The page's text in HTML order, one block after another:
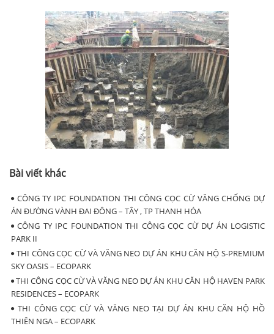
Bài viết khác
CÔNG TY IPC FOUNDATION THI CÔNG CỌC CỪ VĂNG CHỐNG DỰ
ÁN ĐƯỜNG VÀNH ĐAI ĐÔNG – TÂY , TP THANH HÓA
CÔNG TY IPC FOUNDATION THI CÔNG CỌC CỪ DỰ ÁN LOGISTIC
PARK II
THI CÔNG CỌC CỪ VÀ VĂNG NEO DỰ ÁN KHU CĂN HỘ S-PREMIUM
SKY OASIS – ECOPARK
THI CÔNG CỌC CỪ VÀ VĂNG NEO DỰ ÁN KHU CĂN HỘ HAVEN PARK
RESIDENCES – ECOPARK
THI CÔNG CỌC CỪ VÀ VĂNG NEO TẠI DỰ ÁN KHU CĂN HỘ HỒ
THIÊN NGA – ECOPARK